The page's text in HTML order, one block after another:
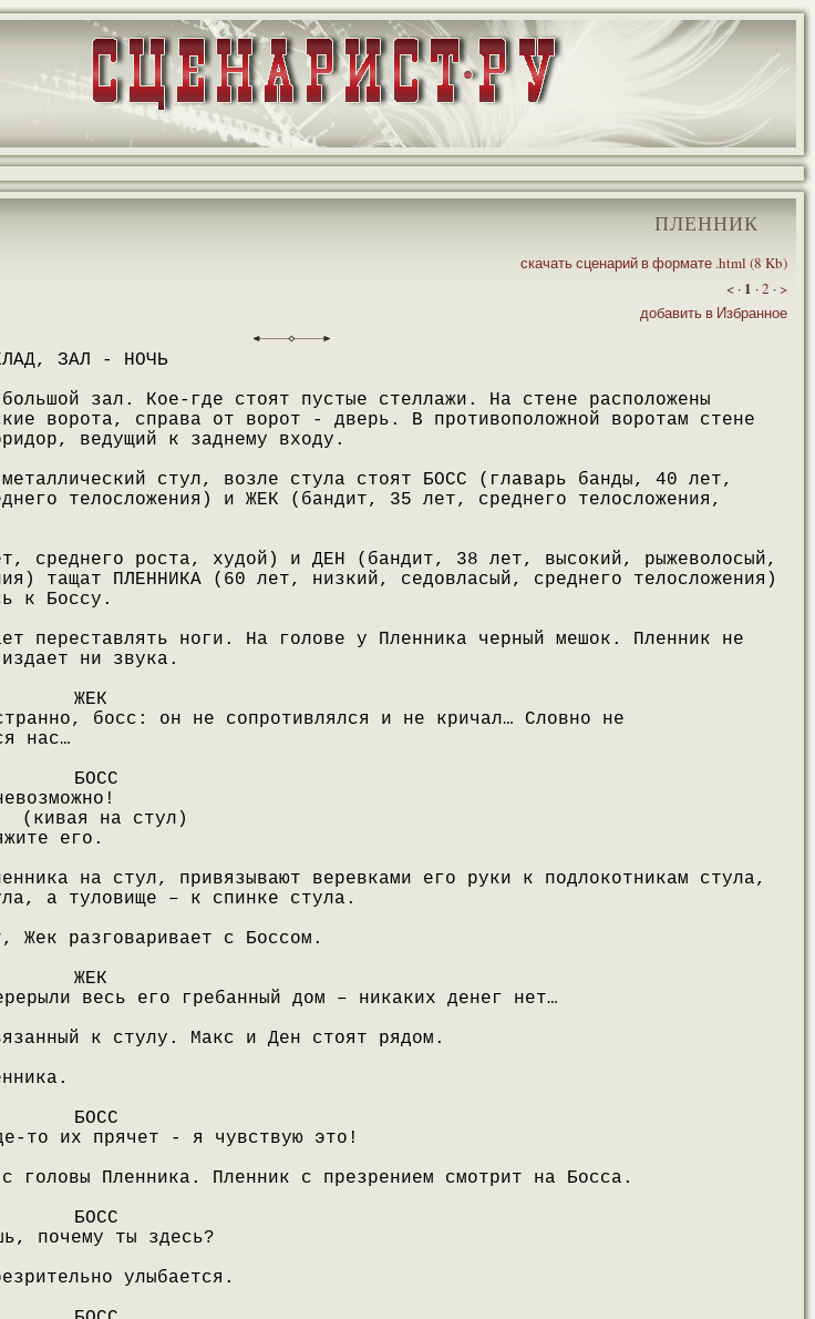
ПЛЕННИК
скачать сценарий в формате .html (8 Kb)
< · 1 ·2 ·>
добавить в Избранное
ЗАЛ - НОЧЬ
зал. Кое-где стоят пустые стеллажи. На стене расположены
ворота, справа от ворот - дверь. В противоположной воротам стене
ведущий к заднему входу.
стул, возле стула стоят БОСС (главарь банды, 40 лет,
телосложения) и ЖЕК (бандит, 35 лет, среднего телосложения,
среднего роста, худой) и ДЕН (бандит, 38 лет, высокий, рыжеволосый,
тащат ПЛЕННИКА (60 лет, низкий, седовласый, среднего телосложения)
к Боссу.
переставлять ноги. На голове у Пленника черный мешок. Пленник не
ни звука.
ЖЕК
босс: он не сопротивлялся и не кричал… Словно не
нас…
БОСС
(кивая на стул)
его.
на стул, привязывают веревками его руки к подлокотникам стула,
а туловище – к спинке стула.
Жек разговаривает с Боссом.
ЖЕК
весь его гребанный дом – никаких денег нет…
к стулу. Макс и Ден стоят рядом.
БОСС
то их прячет - я чувствую это!
головы Пленника. Пленник с презрением смотрит на Босса.
БОСС
почему ты здесь?
улыбается.